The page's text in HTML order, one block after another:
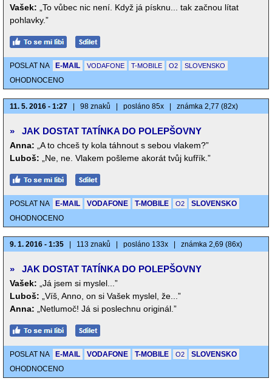
Vašek:
„To vůbec nic není. Když já písknu... tak začnou lítat
pohlavky.”
POSLAT NA E-MAIL VODAFONE T-MOBILE O2 SLOVENSKO
OHODNOCENO
11. 5. 2016 - 1:27 98 znaků posláno 85x známka 2,77 (82x)
» JAK DOSTAT TATÍNKA DO POLEPŠOVNY
Anna:
„A to chceš ty kola táhnout s sebou vlakem?”
Luboš:
„Ne, ne. Vlakem pošleme akorát tvůj kufřík.”
POSLAT NA E-MAIL VODAFONE T-MOBILE O2
SLOVENSKO
OHODNOCENO
9. 1. 2016 - 1:35 113 znaků posláno 133x známka 2,69 (86x)
» JAK DOSTAT TATÍNKA DO POLEPŠOVNY
Vašek:
„Já jsem si myslel...”
Luboš:
„Víš, Anno, on si Vašek myslel, že...”
Anna:
„Netlumoč! Já si poslechnu originál.”
POSLAT NA E-MAIL VODAFONE T-MOBILE O2
SLOVENSKO
OHODNOCENO